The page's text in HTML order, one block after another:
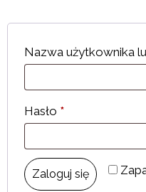
Nazwa użytkownika
Hasło *
Zaloguj się